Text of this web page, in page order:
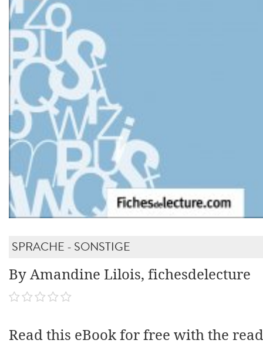
SPRACHE - SONSTIGE
By Amandine Lilois, fichesdelecture
Read this eBook for free with the